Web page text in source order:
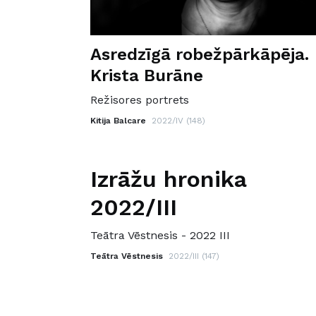
Asredzīgā robežpārkāpēja.
Krista Burāne
Režisores portrets
Kitija Balcare 2022/IV (148)
Izrāžu hronika
2022/III
Teātra Vēstnesis - 2022 III
Teātra Vēstnesis 2022/III (147)